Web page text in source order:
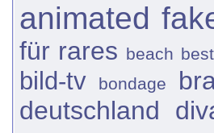
animated
für rares beach
bild-tv bondage
deutschland